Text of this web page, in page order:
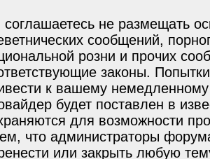
не размещать
сообщений,
розни и прочих
законы.
к вашему
будет поставлен в
для возможности
что администраторы
или закрыть любую